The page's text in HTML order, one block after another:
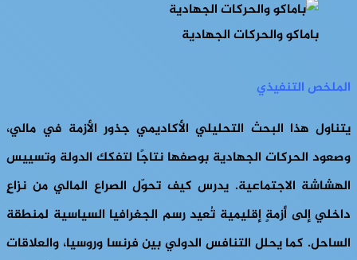
باماكو والحركات الجهادية
الملخص التنفيذي
يتناول هذا البحث التحليلي الأكاديمي جذور الأزمة في مالي،
وصعود الحركات الجهادية بوصفها نتاجًا لتفكك الدولة وتسييس
الهشاشة الاجتماعية. يدرس كيف تحوّل الصراع المالي من نزاعٍ
داخلي إلى أزمةٍ إقليمية تُعيد رسم الجغرافيا السياسية لمنطقة
الساحل. كما يحلل التنافس الدولي بين فرنسا وروسيا، والعلاقات